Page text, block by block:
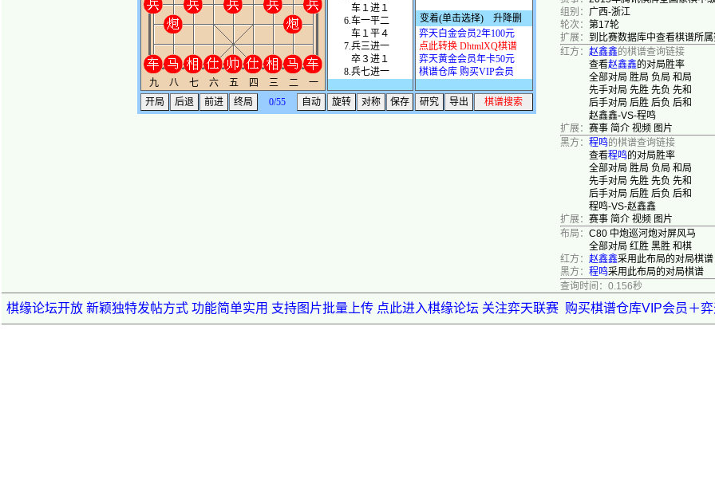
组别： 广西-浙江
轮次： 第17轮
扩展： 到比赛数据库中查看棋谱所
红方： 赵鑫鑫的棋谱查询链接
查看赵鑫鑫的对局胜率
全部对局 胜局 负局 和局
先手对局 先胜 先负 先和
后手对局 后胜 后负 后和
赵鑫鑫-VS-程鸣
扩展： 赛事 简介 视频 图片
黑方： 程鸣的棋谱查询链接
查看程鸣的对局胜率
全部对局 胜局 负局 和局
先手对局 先胜 先负 先和
后手对局 后胜 后负 后和
程鸣-VS-赵鑫鑫
扩展： 赛事 简介 视频 图片
布局： C80 中炮巡河炮对屏风马
全部对局 红胜 黑胜 和棋
红方： 赵鑫鑫采用此布局的对局棋谱
黑方： 程鸣采用此布局的对局棋谱
查询时间：0.156秒
棋缘论坛开放 新颖独特发帖方式 功能简单实用 支持图片批量上传 点此进入棋缘论坛 关注弈天联赛 购买棋谱仓库VIP会员＋